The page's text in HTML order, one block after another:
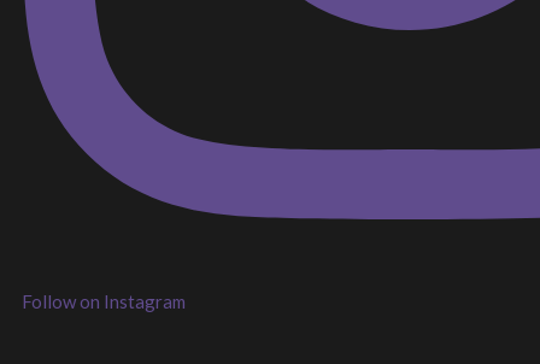
Follow on Instagram